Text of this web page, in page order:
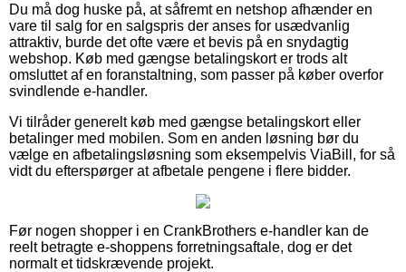
Du må dog huske på, at såfremt en netshop afhænder en
vare til salg for en salgspris der anses for usædvanlig
attraktiv, burde det ofte være et bevis på en snydagtig
webshop. Køb med gængse betalingskort er trods alt
omsluttet af en foranstaltning, som passer på køber overfor
svindlende e-handler.
Vi tilråder generelt køb med gængse betalingskort eller
betalinger med mobilen. Som en anden løsning bør du
vælge en afbetalingsløsning som eksempelvis ViaBill, for så
vidt du efterspørger at afbetale pengene i flere bidder.
Før nogen shopper i en CrankBrothers e-handler kan de
reelt betragte e-shoppens forretningsaftale, dog er det
normalt et tidskrævende projekt.